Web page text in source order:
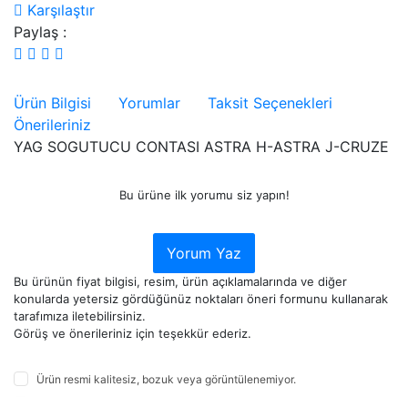
Karşılaştır
Paylaş :
Ürün Bilgisi Yorumlar
Taksit Seçenekleri
Önerileriniz
YAG SOGUTUCU CONTASI ASTRA H-ASTRA J-CRUZE
Bu ürüne ilk yorumu siz yapın!
Yorum Yaz
Bu ürünün fiyat bilgisi, resim, ürün açıklamalarında ve diğer
konularda yetersiz gördüğünüz noktaları öneri formunu kullanarak
tarafımıza iletebilirsiniz.
Görüş ve önerileriniz için teşekkür ederiz.
Ürün resmi kalitesiz, bozuk veya görüntülenemiyor.